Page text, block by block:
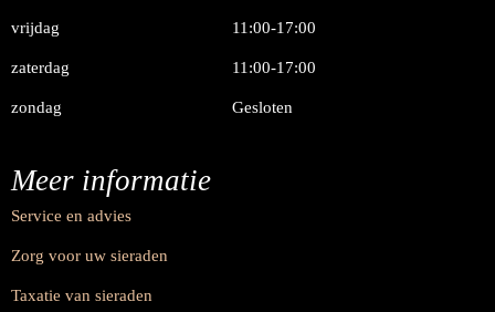
vrijdag 11:00-17:00
zaterdag 11:00-17:00
zondag Gesloten
Meer informatie
Service en advies
Zorg voor uw sieraden
Taxatie van sieraden